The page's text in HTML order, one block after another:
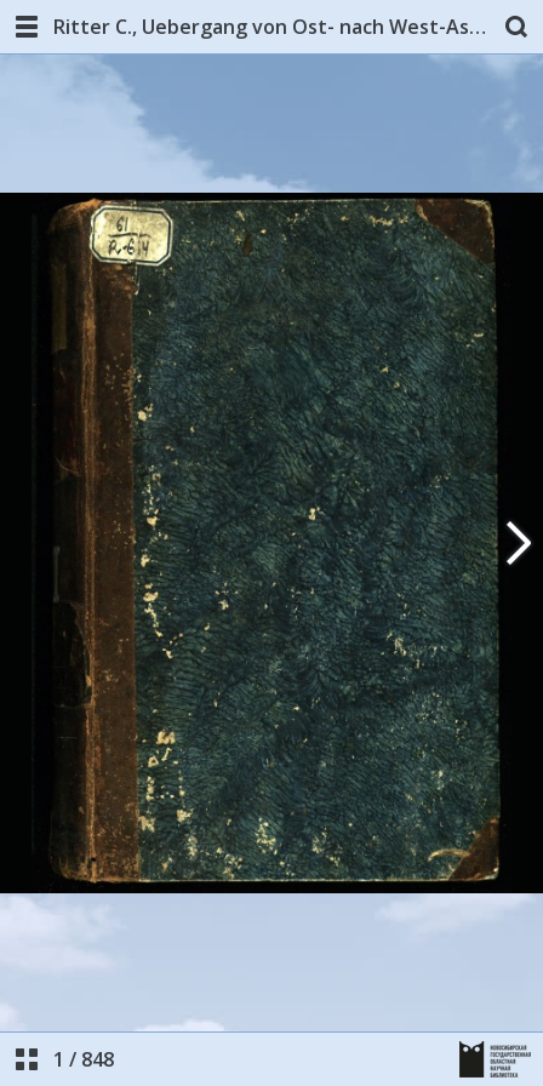
Ritter C., Uebergang von Ost- nach West-Asien. B. 3. West-Asien... Die Erdkunde von Asien Bd. 5 - 1837
1 / 848